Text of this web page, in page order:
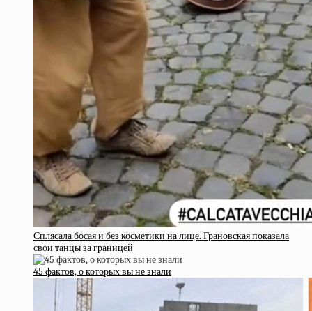
Сплясала босая и без косметики на лице. Грановская показала
свои танцы за границей
45 фактов, о которых вы не знали